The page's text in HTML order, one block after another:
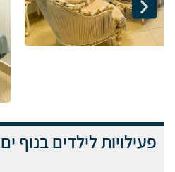
פעילויות לילדים בנוף ים